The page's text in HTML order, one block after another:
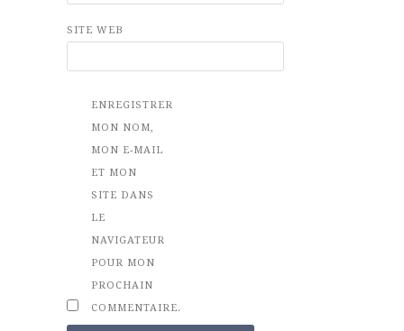
SITE WEB
ENREGISTRER
MON NOM,
MON E-MAIL
ET MON
SITE DANS
LE
NAVIGATEUR
POUR MON
PROCHAIN
COMMENTAIRE.